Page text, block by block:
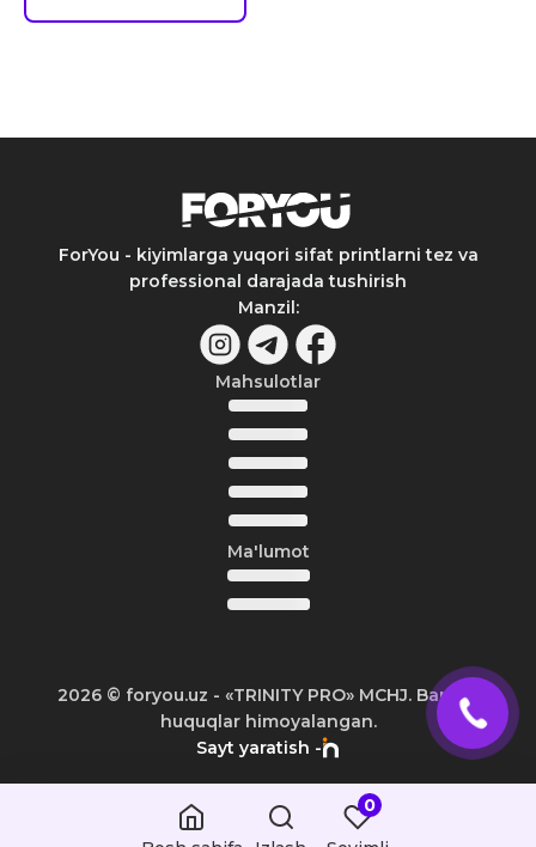
ForYou - kiyimlarga yuqori sifat printlarni tez va
professional darajada tushirish
Manzil:
Mahsulotlar
Ma'lumot
2026© foryou.uz - «TRINITY PRO» MCHJ. Barcha
huquqlar himoyalangan.
Sayt yaratish -
0